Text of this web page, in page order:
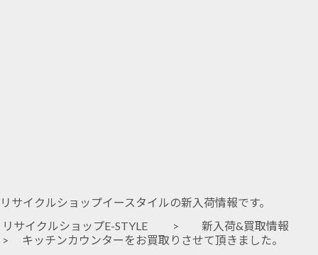
リサイクルショップイースタイルの新入荷情報です。
リサイクルショップE-STYLE
> 新入荷&買取情報
> キッチンカウンターをお買取りさせて頂きました。